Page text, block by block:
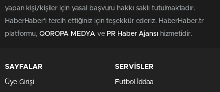
yapan kişi/kişiler için yasal başvuru hakkı saklı tutulmaktadır.
HaberHaber'i tercih ettiğiniz için teşekkür ederiz. HaberHaber.tr
platformu, QOROPA MEDYAve PR Haber Ajansıhizmetidir.
SAYFALAR
Üye Girişi
SERVİSLER
Futbol İddaa